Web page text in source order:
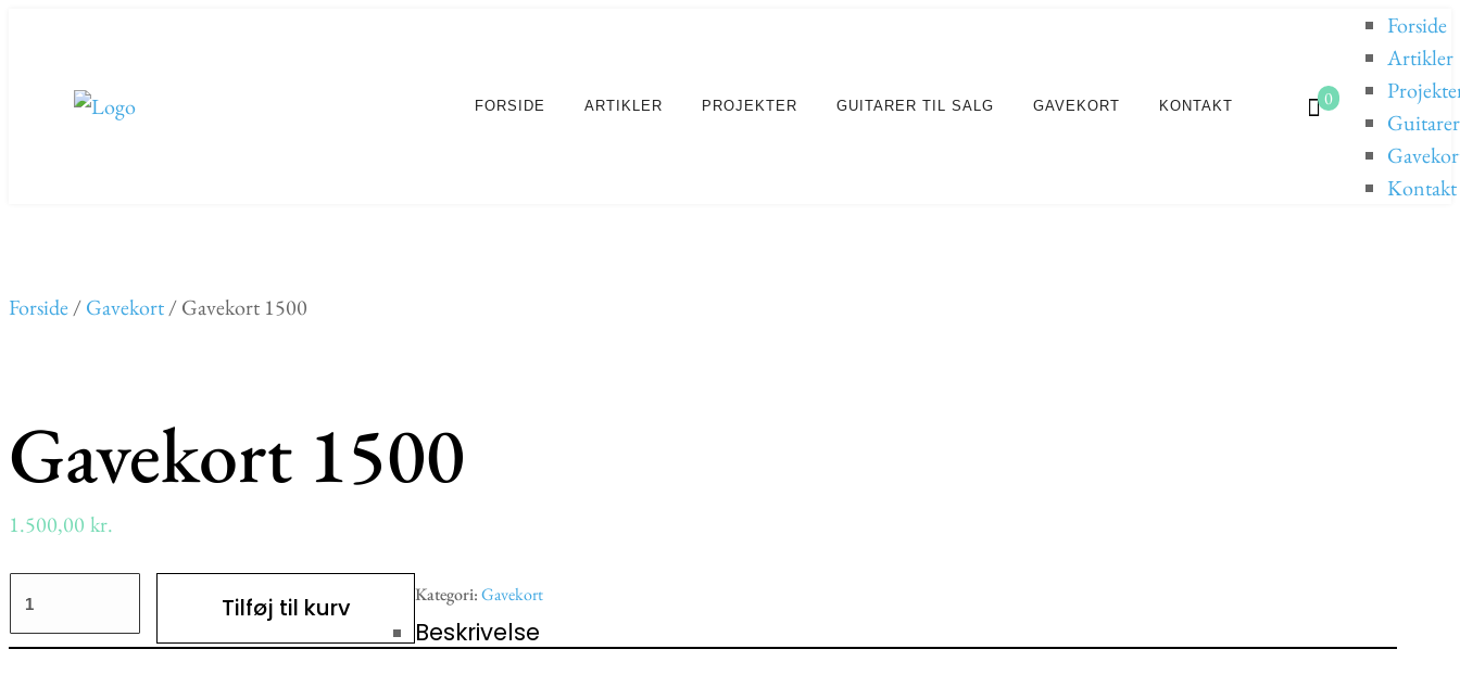
FORSIDE ARTIKLER PROJEKTER GUITARER TIL SALG GAVEKORT KONTAKT 0
Forside
Artikler
Kontakt
Forside/Gavekort/ Gavekort 1500
Gavekort 1500
1.500,00 kr.
antal
Tilføj til kurv Kategori:Gavekort
Beskrivelse